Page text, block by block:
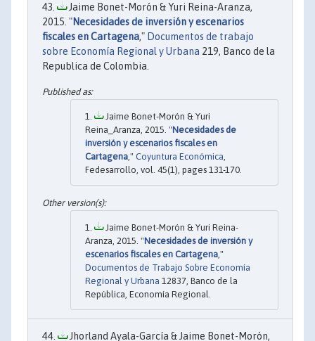
Jaime Bonet-Morón & Yuri Reina-Aranza,
2015. "Necesidades de inversión y escenarios
fiscales en Cartagena," Documentos de trabajo
sobre Economía Regional y Urbana 219, Banco de la
Republica de Colombia.
Jaime Bonet-Morón & Yuri
Reina_Aranza, 2015. "Necesidades de
inversión y escenarios fiscales en
Cartagena ," Coyuntura Económica
Fedesarrollo, vol. 45(1), pages 131-170.
Jaime Bonet-Morón & Yuri Reina-
Aranza, 2015. "Necesidades de inversión y
escenarios fiscales en Cartagena,"
Documentos de Trabajo Sobre Economía
Regional y Urbana 12837, Banco de la
República, Economía Regional.
Jhorland Ayala-García & Jaime Bonet-Morón,